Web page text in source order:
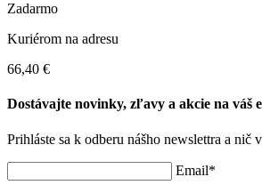
Zadarmo
Kuriérom na adresu
66,40 €
Dostávajte novinky, zľavy a akcie na váš
Prihláste sa k odberu nášho newslettra a nič
Email*